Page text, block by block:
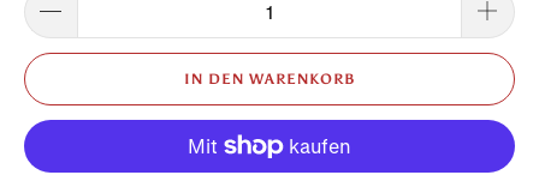
IN DEN WARENKORB